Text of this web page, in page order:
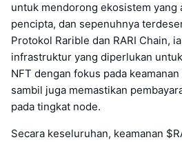
untuk mendorong ekosistem yang
pencipta, dan sepenuhnya
Protokol Rarible dan RARI Chain,
infrastruktur yang diperlukan
NFT dengan fokus pada
sambil juga memastikan
pada tingkat node.
Secara keseluruhan, keamanan